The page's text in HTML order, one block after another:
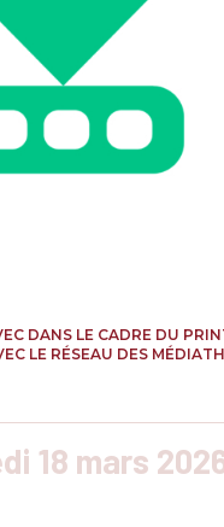
DANS LE CADRE DU
LE RÉSEAU DES
18 mars